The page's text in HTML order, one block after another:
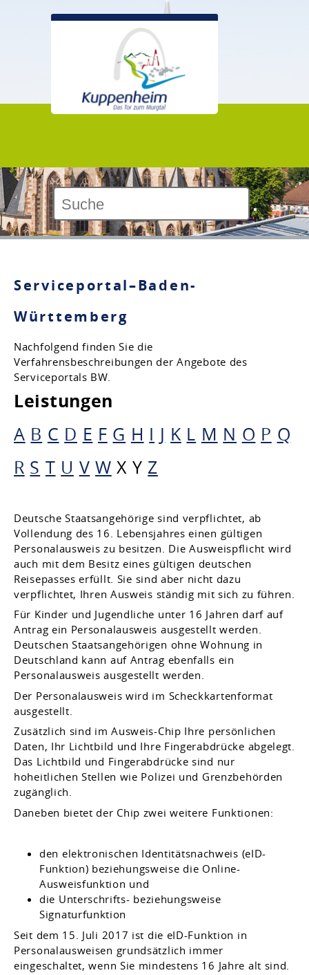
Serviceportal–Baden-
Württemberg
Nachfolgend finden Sie die
Verfahrensbeschreibungen der Angebote des
Serviceportals BW.
Leistungen
A B C D E F G H I J K L M N O P Q
R S T U V W X Y Z
Deutsche Staatsangehörige sind verpflichtet, ab
Vollendung des 16. Lebensjahres einen gültigen
Personalausweis zu besitzen. Die Ausweispflicht wird
auch mit dem Besitz eines gültigen deutschen
Reisepasses erfüllt. Sie sind aber nicht dazu
verpflichtet, Ihren Ausweis ständig mit sich zu führen.
Für Kinder und Jugendliche unter 16 Jahren darf auf
Antrag ein Personalausweis ausgestellt werden.
Deutschen Staatsangehörigen ohne Wohnung in
Deutschland kann auf Antrag ebenfalls ein
Personalausweis ausgestellt werden.
Der Personalausweis wird im Scheckkartenformat
ausgestellt.
Zusätzlich sind im Ausweis-Chip Ihre persönlichen
Daten, Ihr Lichtbild und Ihre Fingerabdrücke abgelegt.
Das Lichtbild und Fingerabdrücke sind nur
hoheitlichen Stellen wie Polizei und Grenzbehörden
zugänglich.
Daneben bietet der Chip zwei weitere Funktionen:
den elektronischen Identitätsnachweis (eID-
Funktion) beziehungsweise die Online-
Ausweisfunktion und
die Unterschrifts- beziehungsweise
Signaturfunktion
Seit dem 15. Juli 2017 ist die eID-Funktion in
Personalausweisen grundsätzlich immer
eingeschaltet, wenn Sie mindestens 16 Jahre alt sind.